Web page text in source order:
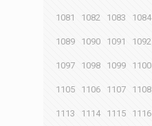
1081 1082 1083 1084
1089 1090 1091 1092
1097 1098 1099 1100
1105 1106 1107 1108
1113 1114 1115 1116